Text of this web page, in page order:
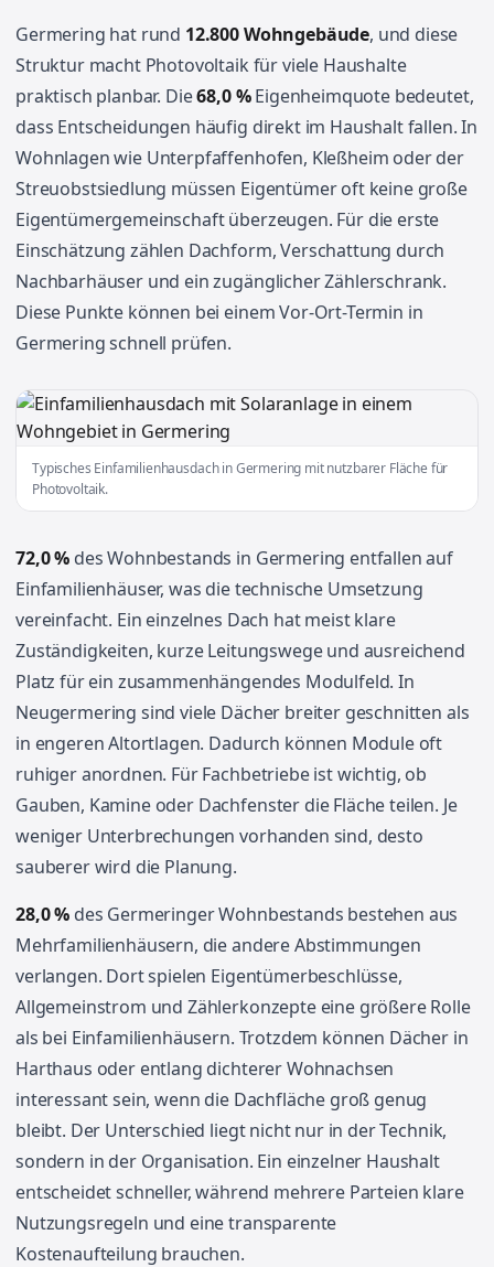
Germering hat rund 12.800 Wohngebäude, und diese
Struktur macht Photovoltaik für viele Haushalte
praktisch planbar. Die68,0 %Eigenheimquote bedeutet,
dass Entscheidungen häufig direkt im Haushalt fallen. In
Wohnlagen wie Unterpfaffenhofen, Kleßheim oder der
Streuobstsiedlung müssen Eigentümer oft keine große
Eigentümergemeinschaft überzeugen. Für die erste
Einschätzung zählen Dachform, Verschattung durch
Nachbarhäuser und ein zugänglicher Zählerschrank.
Diese Punkte können bei einem Vor-Ort-Termin in
Germering schnell prüfen.
Typisches Einfamilienhausdach in Germering mit nutzbarer Fläche für
Photovoltaik.
72,0 % des Wohnbestands in Germering entfallen auf
Einfamilienhäuser, was die technische Umsetzung
vereinfacht. Ein einzelnes Dach hat meist klare
Zuständigkeiten, kurze Leitungswege und ausreichend
Platz für ein zusammenhängendes Modulfeld. In
Neugermering sind viele Dächer breiter geschnitten als
in engeren Altortlagen. Dadurch können Module oft
ruhiger anordnen. Für Fachbetriebe ist wichtig, ob
Gauben, Kamine oder Dachfenster die Fläche teilen. Je
weniger Unterbrechungen vorhanden sind, desto
sauberer wird die Planung.
28,0 % des Germeringer Wohnbestands bestehen aus
Mehrfamilienhäusern, die andere Abstimmungen
verlangen. Dort spielen Eigentümerbeschlüsse,
Allgemeinstrom und Zählerkonzepte eine größere Rolle
als bei Einfamilienhäusern. Trotzdem können Dächer in
Harthaus oder entlang dichterer Wohnachsen
interessant sein, wenn die Dachfläche groß genug
bleibt. Der Unterschied liegt nicht nur in der Technik,
sondern in der Organisation. Ein einzelner Haushalt
entscheidet schneller, während mehrere Parteien klare
Nutzungsregeln und eine transparente
Kostenaufteilung brauchen.